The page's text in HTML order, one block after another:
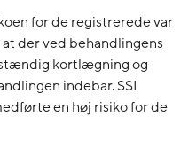
for de registrerede var
der ved behandlingens
kortlægning og
indebar. SSI
en høj risiko for de